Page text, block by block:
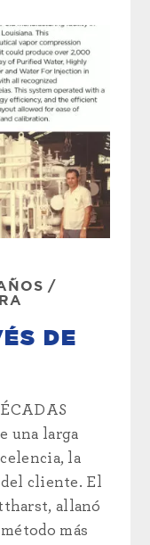
/
DE
una larga
la
cliente. El
allanó
más